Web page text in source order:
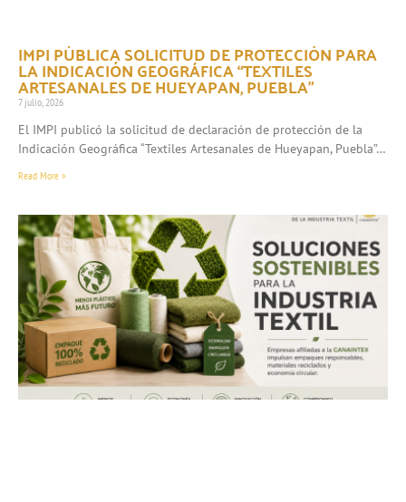
IMPI PÚBLICA SOLICITUD DE PROTECCIÓN PARA
LA INDICACIÓN GEOGRÁFICA “TEXTILES
ARTESANALES DE HUEYAPAN, PUEBLA”
7 julio, 2026
El IMPI publicó la solicitud de declaración de protección de la
Indicación Geográfica “Textiles Artesanales de Hueyapan, Puebla”…
Read More »